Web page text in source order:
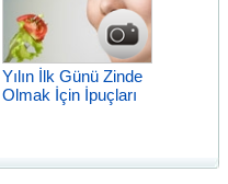
Yılın İlk Günü Zinde
Olmak İçin İpuçları